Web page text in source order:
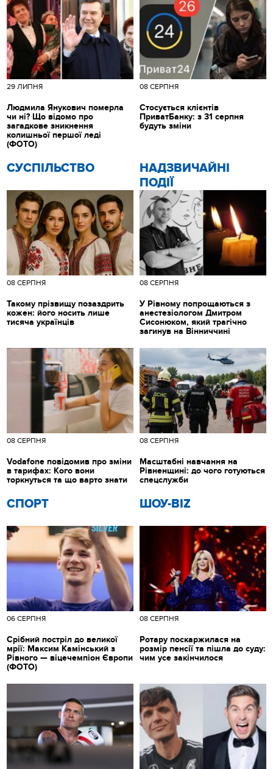
CУСПІЛЬСТВО
08 СЕРПНЯ
Такому прізвищу позаздрить
кожен: його носить лише
тисяча українців
НАДЗВИЧАЙНІ
ПОДІЇ
08 СЕРПНЯ
У Рівному попрощаються з
анестезіологом Дмитром
Сисонюком, який трагічно
загинув на Вінниччині
СПОРТ
06 СЕРПНЯ
Срібний постріл до великої
мрії: Максим Камінський з
Рівного — віцечемпіон Європи
(ФОТО)
ШОУ-BIZ
08 СЕРПНЯ
Ротару поскаржилася на
розмір пенсії та пішла до суду:
чим усе закінчилося
29 ЛИПНЯ
Людмила Янукович померла
чи ні? Що відомо про
загадкове зникнення
колишньої першої леді
(ФОТО)
08 СЕРПНЯ
Стосується клієнтів
ПриватБанку: з 31 серпня
будуть зміни
08 СЕРПНЯ
Vodafone повідомив про зміни
в тарифах: Кого вони
торкнуться та що варто знати
08 СЕРПНЯ
Масштабні навчання на
Рівненщині: до чого готуються
спецслужби